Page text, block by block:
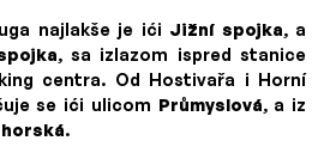
najlakše je ići Jižní spojka, a
, sa izlazom ispred stanice
centra. Od Hostivařa i Horní
se ići ulicom Průmyslová, a iz
.